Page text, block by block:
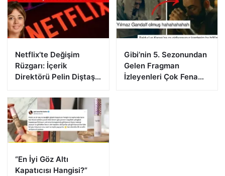
Netflix’te Değişim
Rüzgarı: İçerik
Direktörü Pelin Diştaş
Gibi’nin 5. Sezonundan
Gelen Fragman
İzleyenleri Çok Fena
“En İyi Göz Altı
Kapatıcısı Hangisi?”